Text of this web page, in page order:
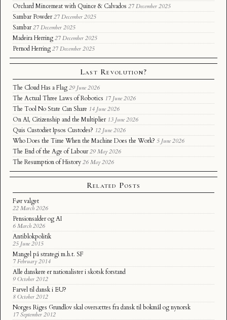
Orchard Mincemeat with Quince & Calvados 27 December 2025
Sambar Powder 27 December 2025
Sambar 27 December 2025
Madeira Herring 27 December 2025
Pernod Herring 27 December 2025
Last Revolution?
The Cloud Has a Flag 29 June 2026
The Actual Three Laws of Robotics 17 June 2026
The Tool No State Can Share 14 June 2026
On AI, Citizenship and the Multiplier 13 June 2026
Quis Custodiet Ipsos Custodes? 12 June 2026
Who Does the Time When the Machine Does the Work? 5 June 2026
The End of the Age of Labour 29 May 2026
The Resumption of History 26 May 2026
Related Posts
Før valget
22 March 2026
Pensionsalder og AI
6 March 2026
Antiblokpolitik
25 June 2015
Mangel på strategi m.h.t. SF
7 February 2014
Alle danskere er nationalister i skotsk forstand
9 October 2012
Farvel til dansk i EU?
8 October 2012
Norges Riges Grundlov skal oversættes fra dansk til bokmål og nynorsk
17 September 2012